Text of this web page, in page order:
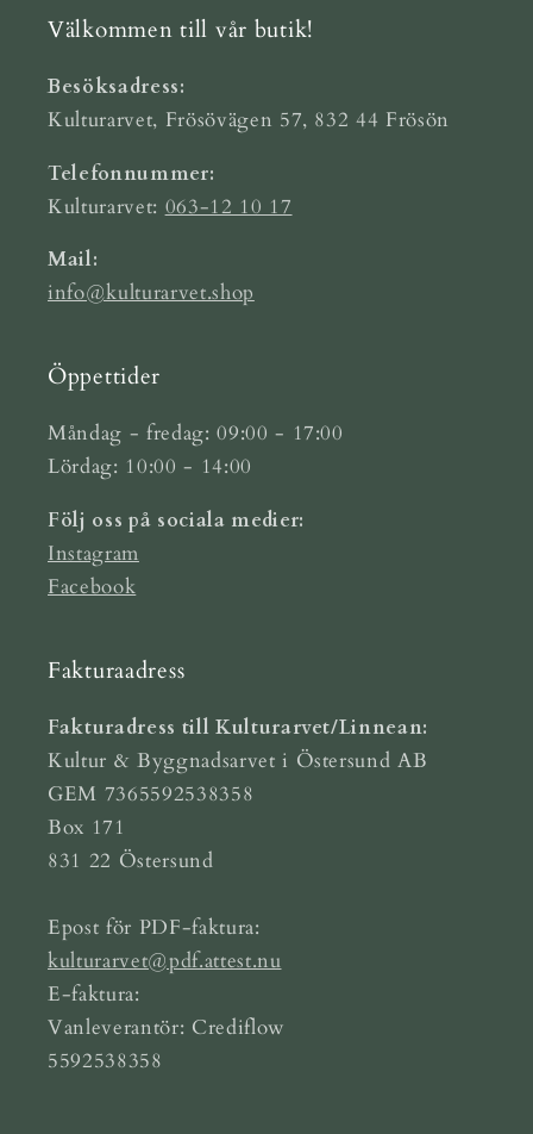
Välkommen till vår butik!
Besöksadress:
Kulturarvet, Frösövägen 57, 832 44 Frösön
Telefonnummer:
Kulturarvet: 063-12 10 17
Mail:
info@kulturarvet.shop
Öppettider
Måndag - fredag: 09:00 - 17:00
Lördag: 10:00 - 14:00
Följ oss på sociala medier:
Instagram
Facebook
Fakturaadress
Fakturadress till Kulturarvet/Linnean:
Kultur & Byggnadsarvet i Östersund AB
GEM 7365592538358
Box 171
831 22 Östersund
Epost för PDF-faktura:
kulturarvet@pdf.attest.nu
E-faktura:
Vanleverantör: Crediflow
5592538358